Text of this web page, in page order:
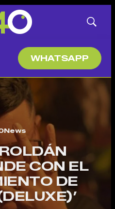
Mostrar
WHATSAPP
CON EL
DE